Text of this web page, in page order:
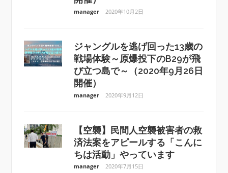
manager 2020年10月2日
ジャングルを逃げ回った13歳の
戦場体験～原爆投下のB29が飛
び立つ島で～（2020年9月26日
開催）
manager 2020年9月12日
【空襲】民間人空襲被害者の救
済法案をアピールする「こんに
ちは活動」やっています
manager 2020年7月15日